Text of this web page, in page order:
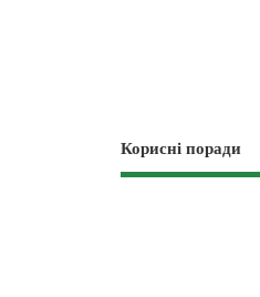
Корисні поради